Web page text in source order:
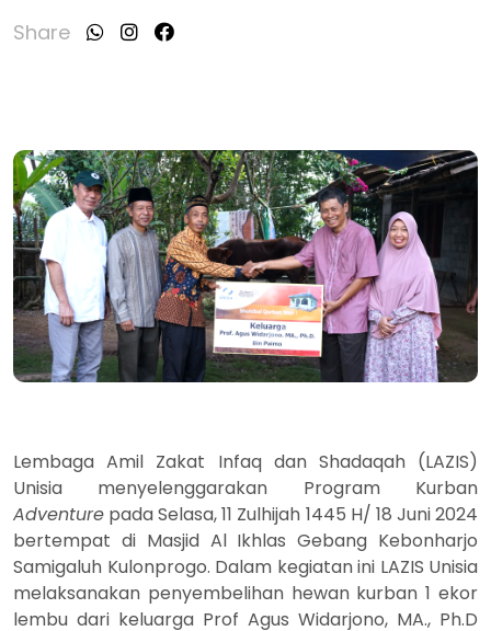
Share
Lembaga Amil Zakat Infaq dan Shadaqah (LAZIS)
Unisia menyelenggarakan Program Kurban
Adventure pada Selasa, 11 Zulhijah 1445 H/ 18 Juni 2024
bertempat di Masjid Al Ikhlas Gebang Kebonharjo
Samigaluh Kulonprogo. Dalam kegiatan ini LAZIS Unisia
melaksanakan penyembelihan hewan kurban 1 ekor
lembu dari keluarga Prof Agus Widarjono, MA., Ph.D